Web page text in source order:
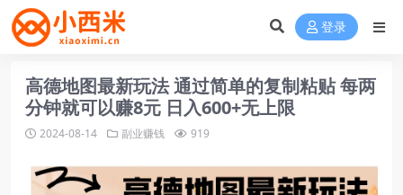
登录
高德地图最新玩法 通过简单的复制粘贴 每两
分钟就可以赚8元 日入600+无上限
2024-08-14 副业赚钱 919